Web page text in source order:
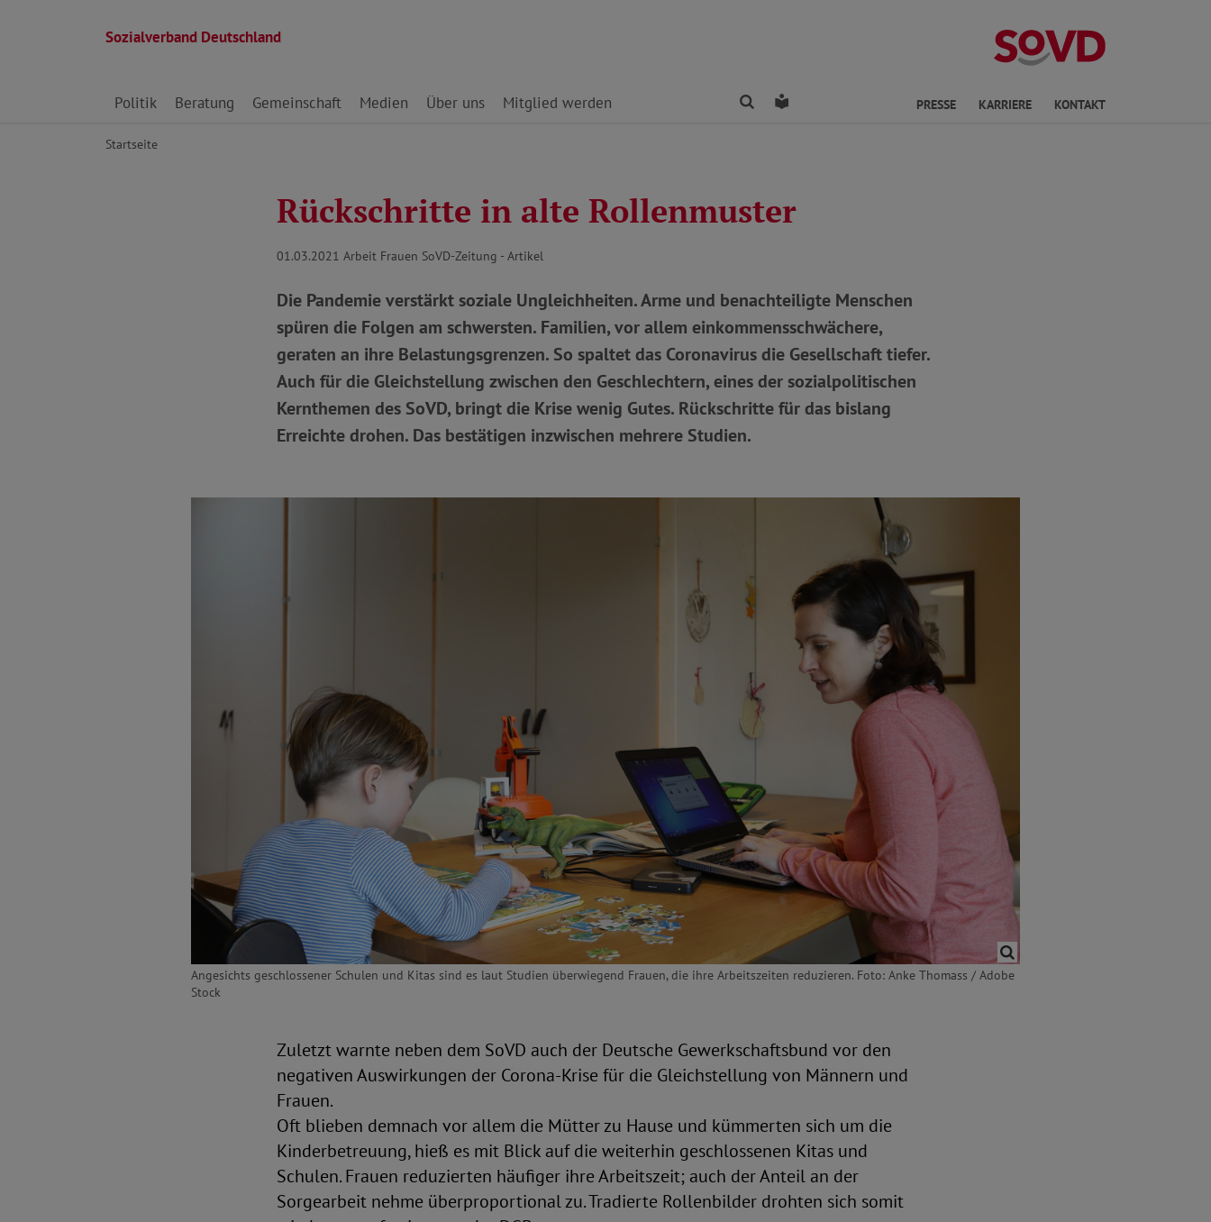
Sozialverband Deutschland
Direkt zu den Inhalten springen
Politik Beratung Gemeinschaft Medien Über uns Mitglied werden FindenLeichte Sprache PRESSE KARRIERE KONTAKT
Startseite
Rückschritte in alte Rollenmuster
01.03.2021 Arbeit Frauen SoVD-Zeitung - Artikel
Die Pandemie verstärkt soziale Ungleichheiten. Arme und benachteiligte Menschen
spüren die Folgen am schwersten. Familien, vor allem einkommensschwächere,
geraten an ihre Belastungsgrenzen. So spaltet das Coronavirus die Gesellschaft tiefer.
Auch für die Gleichstellung zwischen den Geschlechtern, eines der sozialpolitischen
Kernthemen des SoVD, bringt die Krise wenig Gutes. Rückschritte für das bislang
Erreichte drohen. Das bestätigen inzwischen mehrere Studien.
Angesichts geschlossener Schulen und Kitas sind es laut Studien überwiegend Frauen, die ihre Arbeitszeiten reduzieren. Foto: Anke Thomass / Adobe
Stock
Zuletzt warnte neben dem SoVD auch der Deutsche Gewerkschaftsbund vor den
negativen Auswirkungen der Corona-Krise für die Gleichstellung von Männern und
Frauen.
Oft blieben demnach vor allem die Mütter zu Hause und kümmerten sich um die
Kinderbetreuung, hieß es mit Blick auf die weiterhin geschlossenen Kitas und
Schulen. Frauen reduzierten häufiger ihre Arbeitszeit; auch der Anteil an der
Sorgearbeit nehme überproportional zu. Tradierte Rollenbilder drohten sich somit